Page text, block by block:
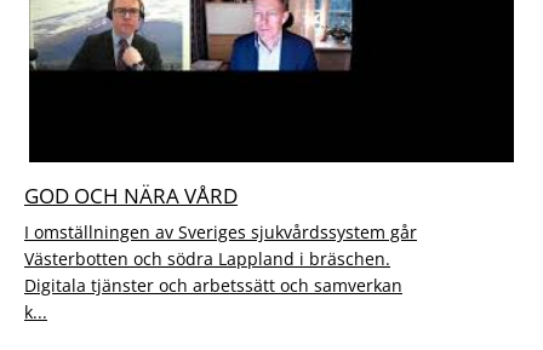
GOD OCH NÄRA VÅRD
I omställningen av Sveriges sjukvårdssystem går
Västerbotten och södra Lappland i bräschen.
Digitala tjänster och arbetssätt och samverkan
k...